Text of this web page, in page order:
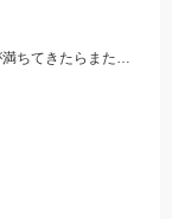
毎投アタリはあり楽しめました。12時近くなって潮が満ちてきたらまた食い良くなりましたが、エサ切れで終了しました。エサは赤イソメでした。